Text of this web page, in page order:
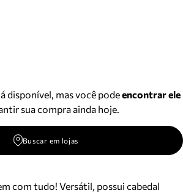
disponível, mas você podeencontrar ele
sua compra ainda hoje.
Buscar em lojas
com tudo! Versátil, possui cabedal